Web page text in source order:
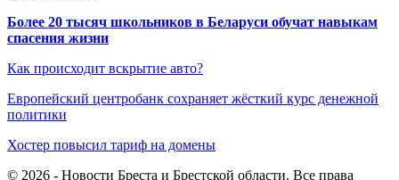
Более 20 тысяч школьников в Беларуси обучат навыкам
спасения жизни
Как происходит вскрытие авто?
Европейский центробанк сохраняет жёсткий курс денежной
политики
Хостер повысил тариф на домены
© 2026 - Новости Бреста и Брестской области. Все права